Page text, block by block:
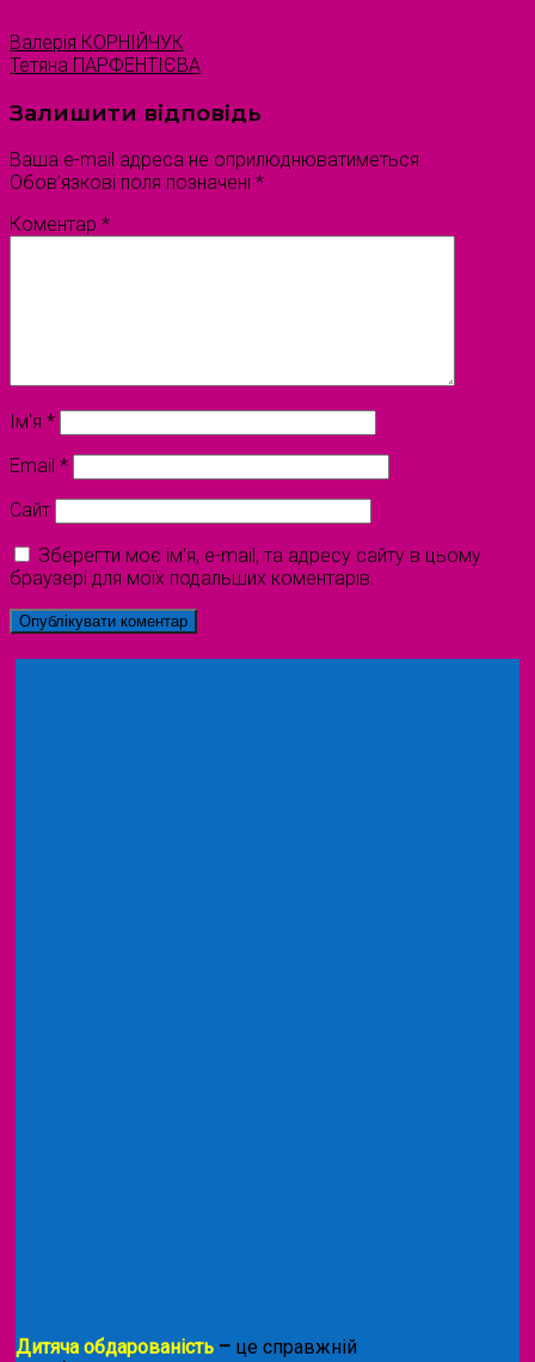
Валерія КОРНІЙЧУК
Тетяна ПАРФЕНТІЄВА
Залишити відповідь
Ваша e-mail адреса не оприлюднюватиметься.
Обов’язкові поля позначені *
Коментар *
Ім'я *
Email *
Сайт
Зберегти моє ім'я, e-mail, та адресу сайту в цьому
браузері для моїх подальших коментарів.
Дитяча обдарованість – це справжній